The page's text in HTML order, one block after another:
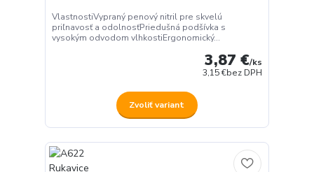
VlastnostiVypraný penový nitril pre skvelú
priľnavosť a odolnosťPriedušná podšívka s
vysokým odvodom vlhkostiErgonomický...
3,87 €/ks
3,15 €bez DPH
Zvoliť variant